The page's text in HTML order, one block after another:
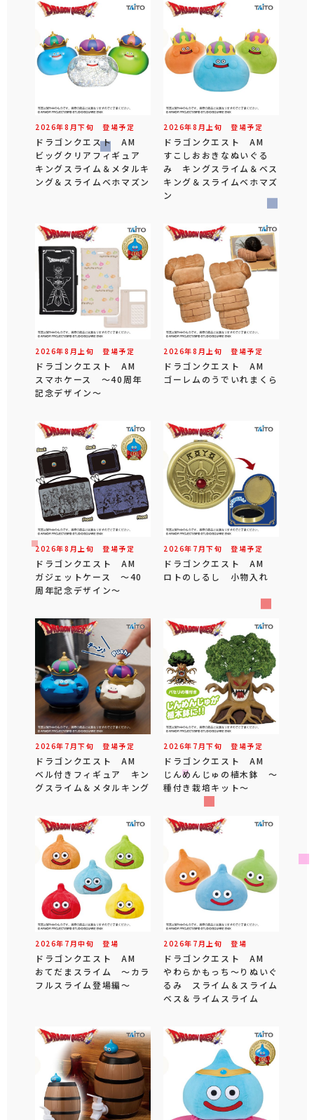
2026年8 月下旬 登場予定
ドラゴンクエスト AM
ビッグクリアフィギュア
キングスライム＆メタルキ
ング＆スライムベホマズン
2026年8 月 上旬 登場予定
ドラゴンクエスト AM
すこしおおきなぬいぐる
み キングスライム＆ベス
キング＆スライムベホマズ
ン
2026年8 月 上旬 登場予定
ドラゴンクエスト AM
スマホケース ～40周年
記念デザイン～
2026年8 月 上旬 登場予定
ドラゴンクエスト AM
ゴーレムのうでいれまくら
2026年8 月 上旬 登場予定
ドラゴンクエスト AM
ガジェットケース ～40
周年記念デザイン～
2026年 7 月下旬 登場予定
ドラゴンクエスト AM
ロトのしるし 小物入れ
2026年 7 月下旬 登場予定
ドラゴンクエスト AM
ベル付きフィギュア キン
グスライム＆メタルキング
2026年 7 月下旬 登場予定
ドラゴンクエスト AM
じんめんじゅの植木鉢 ～
種付き栽培キット～
2026年 7 月中旬 登場
ドラゴンクエスト AM
おてだまスライム ～カラ
フルスライム登場編～
2026年 7 月 上旬 登場
ドラゴンクエスト AM
やわらかもっち～りぬいぐ
るみ スライム＆スライム
ベス＆ライムスライム